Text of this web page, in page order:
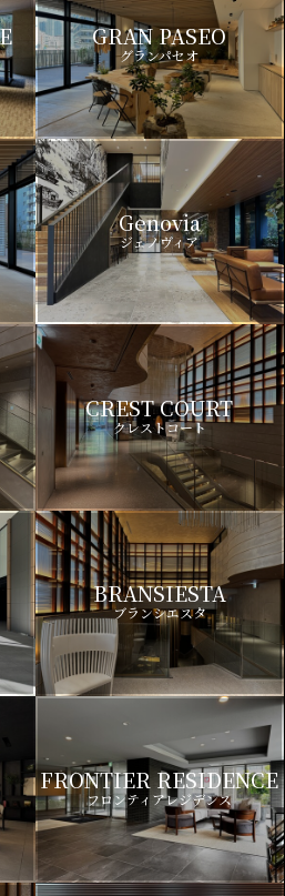
GRAN PASEO
グランパセオ
Genovia
ジェノヴィア
CREST COURT
クレストコート
BRANSIESTA
ブランシエスタ
FRONTIER RESIDENCE
フロンティアレジデンス